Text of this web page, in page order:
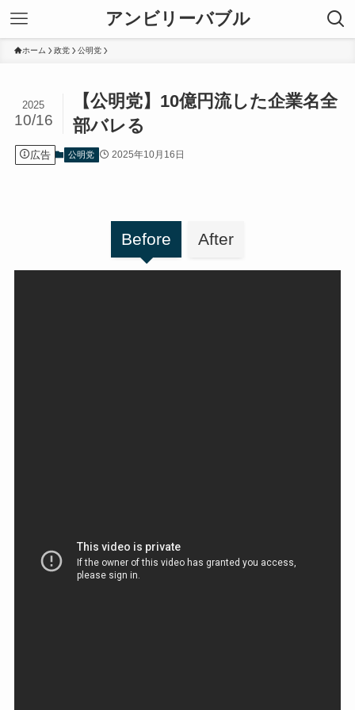
アンビリーバブル
ホーム 政党 公明党
【公明党】10億円流した企業名全
部バレる
2025
10/16
広告 公明党 2025年10月16日
Before After